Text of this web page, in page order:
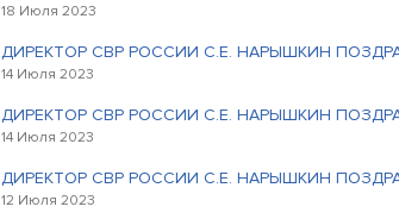
18 Июля 2023
ДИРЕКТОР СВР РОССИИ С.Е. НАРЫШКИН
14 Июля 2023
ДИРЕКТОР СВР РОССИИ С.Е. НАРЫШКИН
14 Июля 2023
ДИРЕКТОР СВР РОССИИ С.Е. НАРЫШКИН
12 Июля 2023